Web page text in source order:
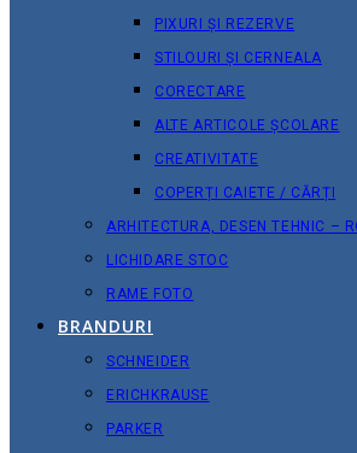
PIXURI ȘI REZERVE
STILOURI ȘI CERNEALA
CORECTARE
ALTE ARTICOLE ȘCOLARE
CREATIVITATE
COPERȚI CAIETE / CĂRȚI
ARHITECTURA, DESEN TEHNIC –
LICHIDARE STOC
RAME FOTO
BRANDURI
SCHNEIDER
ERICHKRAUSE
PARKER